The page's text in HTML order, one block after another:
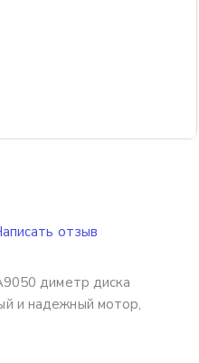
диметр диска
и надежный мотор,
отзыв